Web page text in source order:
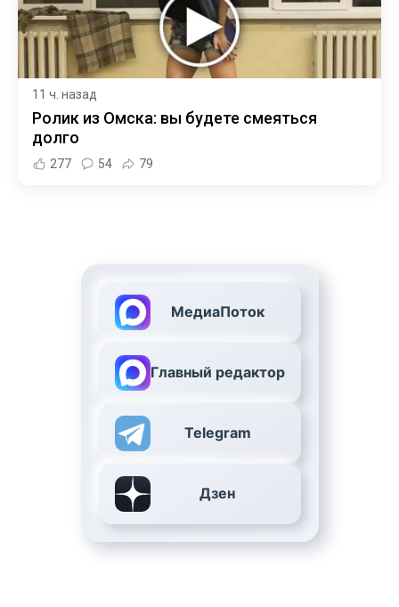
11 ч. назад
Ролик из Омска: вы будете смеяться
долго
277 54 79
МедиаПоток
Главный редактор
Telegram
Дзен